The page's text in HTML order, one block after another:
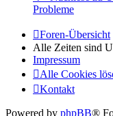
Probleme
Foren-Übersicht
Alle Zeiten sind
Impressum
Alle Cookies
Kontakt
Powered by phpBB®